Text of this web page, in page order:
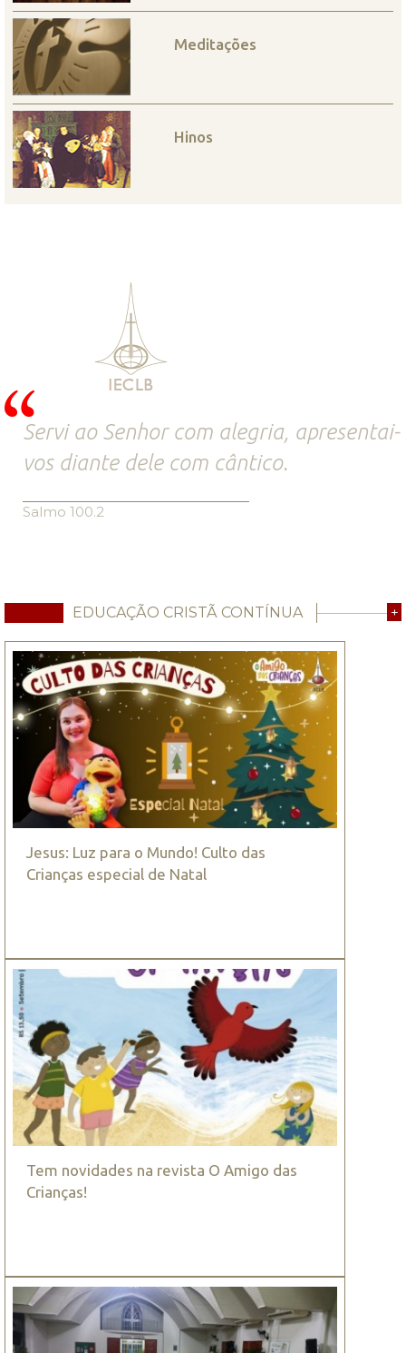
Meditações
Hinos
Servi ao Senhor com alegria, apresentai-
vos diante dele com cântico.
Salmo 100.2
EDUCAÇÃO CRISTÃ CONTÍNUA +
Jesus: Luz para o Mundo! Culto das
Crianças especial de Natal
Tem novidades na revista O Amigo das
Crianças!